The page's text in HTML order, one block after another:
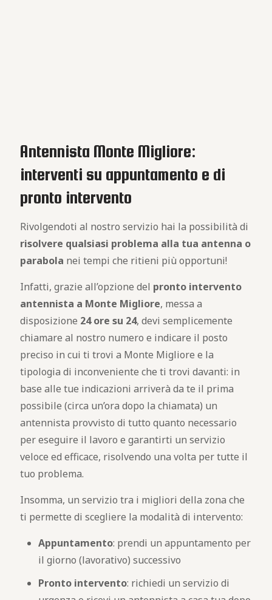
Antennista Monte Migliore:
interventi su appuntamento e di
pronto intervento
Rivolgendoti al nostro servizio hai la possibilità di
risolvere qualsiasi problema alla tua antenna o
parabola nei tempi che ritieni più opportuni!
Infatti, grazie all’opzione del pronto intervento
antennista a Monte Migliore, messa a
disposizione 24 ore su 24, devi semplicemente
chiamare al nostro numero e indicare il posto
preciso in cui ti trovi a Monte Migliore e la
tipologia di inconveniente che ti trovi davanti: in
base alle tue indicazioni arriverà da te il prima
possibile (circa un’ora dopo la chiamata) un
antennista provvisto di tutto quanto necessario
per eseguire il lavoro e garantirti un servizio
veloce ed efficace, risolvendo una volta per tutte il
tuo problema.
Insomma, un servizio tra i migliori della zona che
ti permette di scegliere la modalità di intervento:
Appuntamento: prendi un appuntamento per
il giorno (lavorativo) successivo
Pronto intervento: richiedi un servizio di